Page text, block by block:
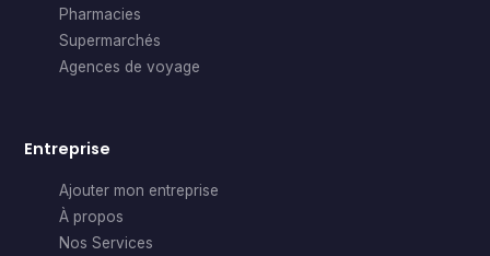
Pharmacies
Supermarchés
Agences de voyage
Entreprise
Ajouter mon entreprise
À propos
Nos Services